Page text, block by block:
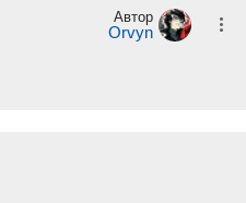
Автор
Orvyn